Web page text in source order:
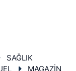
SAĞLIK
MAGAZİN